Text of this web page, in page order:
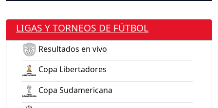
LIGAS Y TORNEOS DE FÚTBOL
Resultados en vivo
Copa Libertadores
Copa Sudamericana